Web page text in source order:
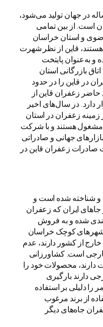
هر ساله در جهان تولید می‌شود،
است. از بین تمامی
و استان خراسان
قاین از نظر شهرت
و به‌عنوان پایتخت
بازرگانی استان
در قاین را در حدود
حاضر زعفران قاین از
دارد. در سال‌های اخیر
زعفران در استان
مشغول هستند و با شرکت
جهانی و صادراتی
زعفران قاین در
و شناخته شده است و
ایران که زعفران
شده و به فروش
شهرهای کوچک خراسان
از کشور دارند، عدم
است. کشاورزانی
محصولات خود را
دارند بارگیری
را دلیلی بر استفاده
از برند مرغوب
جاه‌های دیگر